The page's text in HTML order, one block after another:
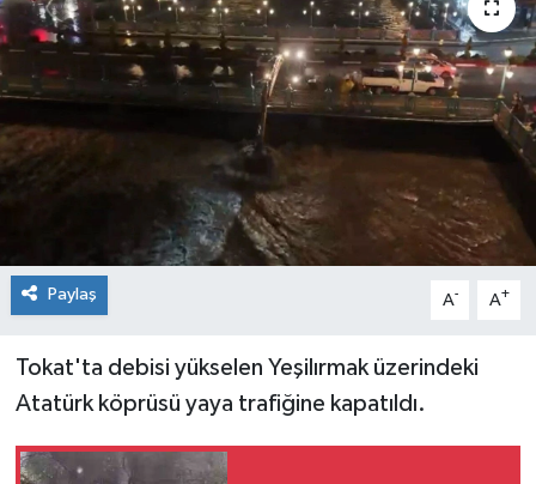
Paylaş A- A+
Tokat'ta debisi yükselen Yeşilırmak üzerindeki
Atatürk köprüsü yaya trafiğine kapatıldı.
Sağlık
Teknoloji
Tokat Haberleri
Yaşam
Haber Arşivi